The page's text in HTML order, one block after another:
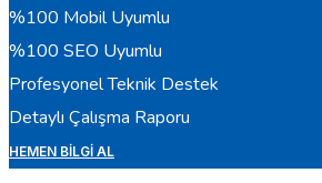
%100 Mobil Uyumlu
%100 SEO Uyumlu
Profesyonel Teknik Destek
Detaylı Çalışma Raporu
HEMEN BILGI AL